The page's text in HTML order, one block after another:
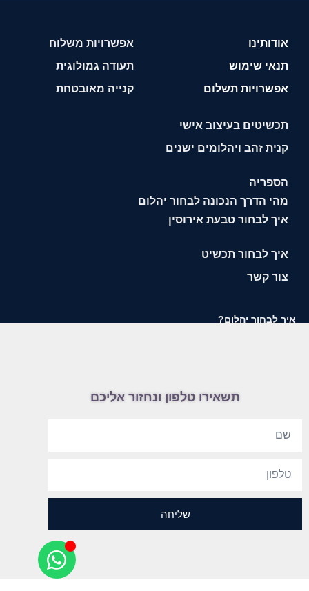
אודותינו
תנאי שימוש
אפשרויות תשלום
אפשרויות משלוח
תעודה גמולוגית
קנייה מאובטחת
תכשיטים בעיצוב אישי
קנית זהב ויהלומים ישנים
הספריה
מהי הדרך הנכונה לבחור יהלום
איך לבחור טבעת אירוסין
איך לבחור תכשיט
צור קשר
איך לבחור יהלום?
תשאירו טלפון ונחזור אליכם
שליחה